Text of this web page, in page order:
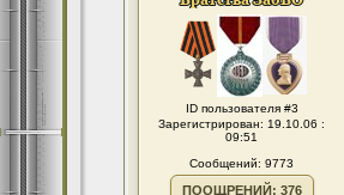
ID пользователя #3
Зарегистрирован: 19.10.06 :
09:51
Сообщений: 9773
ПООЩРЕНИЙ: 376